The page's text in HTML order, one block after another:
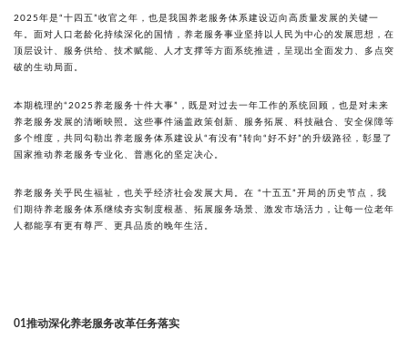
2025年是“十四五”收官之年，也是我国养老服务体系建设迈向高质量发展的关键一
年。面对人口老龄化持续深化的国情，养老服务事业坚持以人民为中心的发展思想，在
顶层设计、服务供给、技术赋能、人才支撑等方面系统推进，呈现出全面发力、多点突
破的生动局面。
本期梳理的“2025养老服务十件大事”，既是对过去一年工作的系统回顾，也是对未来
养老服务发展的清晰映照。这些事件涵盖政策创新、服务拓展、科技融合、安全保障等
多个维度，共同勾勒出养老服务体系建设从“有没有”转向“好不好”的升级路径，彰显了
国家推动养老服务专业化、普惠化的坚定决心。
养老服务关乎民生福祉，也关乎经济社会发展大局。在 “十五五”开局的历史节点，我
们期待养老服务体系继续夯实制度根基、拓展服务场景、激发市场活力，让每一位老年
人都能享有更有尊严、更具品质的晚年生活。
01推动深化养老服务改革任务落实